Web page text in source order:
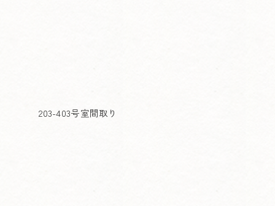
203-403号室間取り